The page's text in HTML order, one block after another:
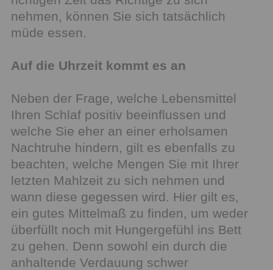
nehmen, können Sie sich tatsächlich
müde essen.
Auf die Uhrzeit kommt es an
Neben der Frage, welche Lebensmittel
Ihren Schlaf positiv beeinflussen und
welche Sie eher an einer erholsamen
Nachtruhe hindern, gilt es ebenfalls zu
beachten, welche Mengen Sie mit Ihrer
letzten Mahlzeit zu sich nehmen und
wann diese gegessen wird. Hier gilt es,
ein gutes Mittelmaß zu finden, um weder
überfüllt noch mit Hungergefühl ins Bett
zu gehen. Denn sowohl ein durch die
anhaltende Verdauung schwer